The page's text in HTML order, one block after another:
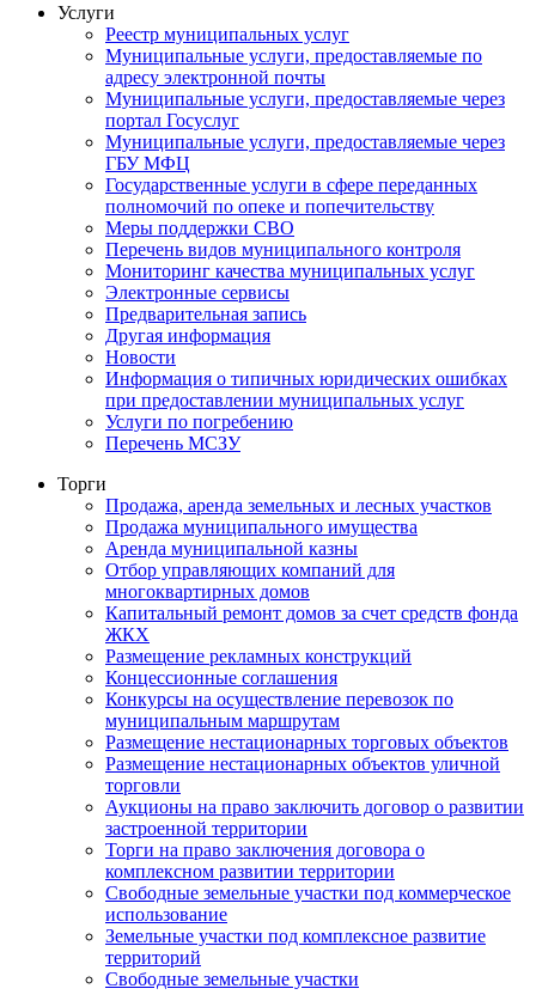
Услуги
Реестр муниципальных услуг
Муниципальные услуги, предоставляемые по
адресу электронной почты
Муниципальные услуги, предоставляемые через
портал Госуслуг
Муниципальные услуги, предоставляемые через
ГБУ МФЦ
Государственные услуги в сфере переданных
полномочий по опеке и попечительству
Меры поддержки СВО
Перечень видов муниципального контроля
Мониторинг качества муниципальных услуг
Электронные сервисы
Предварительная запись
Другая информация
Новости
Информация о типичных юридических ошибках
при предоставлении муниципальных услуг
Услуги по погребению
Перечень МСЗУ
Торги
Продажа, аренда земельных и лесных участков
Продажа муниципального имущества
Аренда муниципальной казны
Отбор управляющих компаний для
многоквартирных домов
Капитальный ремонт домов за счет средств фонда
ЖКХ
Размещение рекламных конструкций
Концессионные соглашения
Конкурсы на осуществление перевозок по
муниципальным маршрутам
Размещение нестационарных торговых объектов
Размещение нестационарных объектов уличной
торговли
Аукционы на право заключить договор о развитии
застроенной территории
Торги на право заключения договора о
комплексном развитии территории
Свободные земельные участки под коммерческое
использование
Земельные участки под комплексное развитие
территорий
Свободные земельные участки